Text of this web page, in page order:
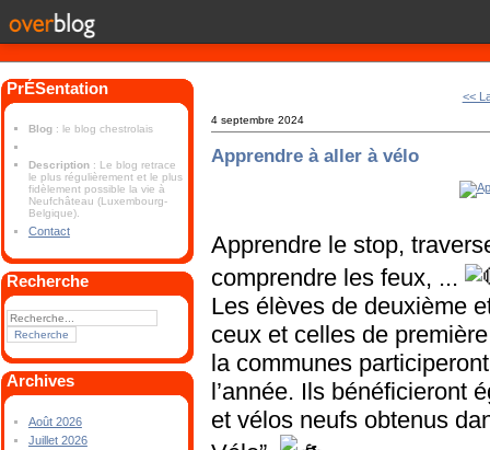
PrÉSentation
Blog : le blog chestrolais
Description : Le blog retrace
le plus régulièrement et le plus
fidèlement possible la vie à
Neufchâteau (Luxembourg-
Belgique).
Contact
Recherche
Archives
Août 2026
Juillet 2026
<<
4 septembre 2024
Apprendre à aller à vélo
Apprendre le stop,
comprendre les feux, ...
Les élèves de deuxième
ceux et celles de
la communes
l’année. Ils bénéficieront
et vélos neufs obtenus